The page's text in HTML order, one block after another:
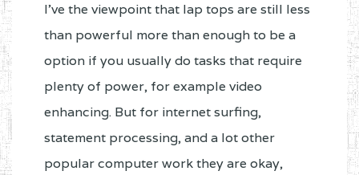
I've the viewpoint that lap tops are still less
than powerful more than enough to be a
option if you usually do tasks that require
plenty of power, for example video
enhancing. But for internet surfing,
statement processing, and a lot other
popular computer work they are okay,